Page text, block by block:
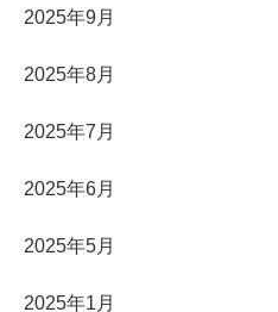
2025年9月
2025年8月
2025年7月
2025年6月
2025年5月
2025年1月